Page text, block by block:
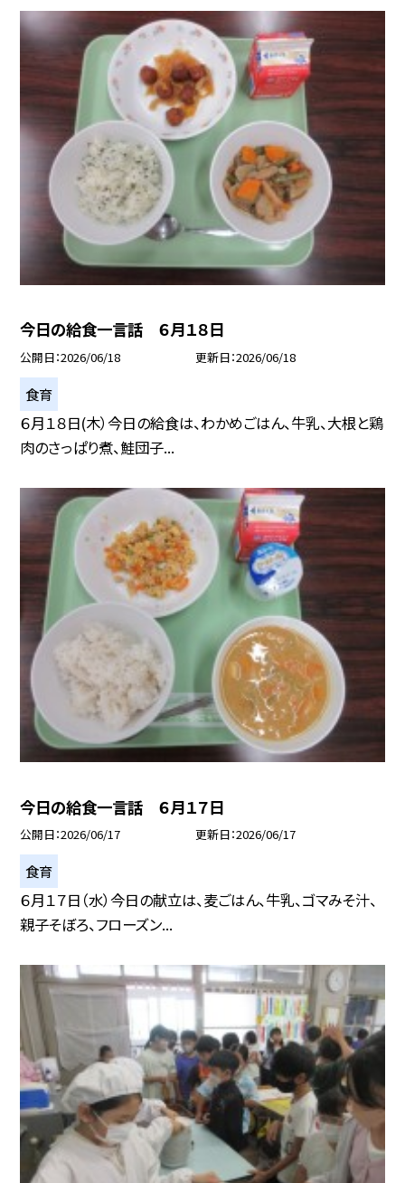
今日の給食一言話 ６月１８日
公開日 2026/06/18 更新日 2026/06/18
食育
６月１８日(木）今日の給食は、わかめごはん、牛乳、大根と鶏
肉のさっぱり煮、鮭団子...
今日の給食一言話 ６月１７日
公開日 2026/06/17 更新日 2026/06/17
食育
６月１７日（水）今日の献立は、麦ごはん、牛乳、ゴマみそ汁、
親子そぼろ、フローズン...